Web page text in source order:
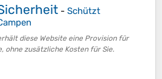
- Schützt
diese Website eine Provision für
ohne zusätzliche Kosten für Sie.